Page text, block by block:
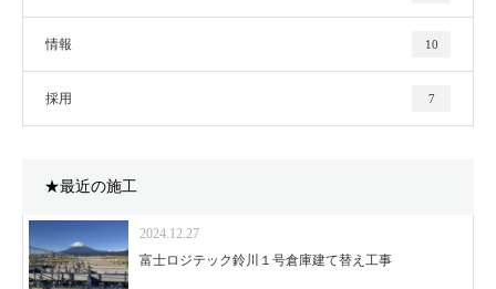
情報 10
採用 7
★最近の施工
2024.12.27
富士ロジテック鈴川１号倉庫建て替え工事